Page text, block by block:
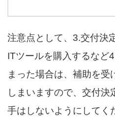
注意点として、3.交付決
ITツールを購入するなど
まった場合は、補助を受
しまいますので、交付
手はしないようにしてく